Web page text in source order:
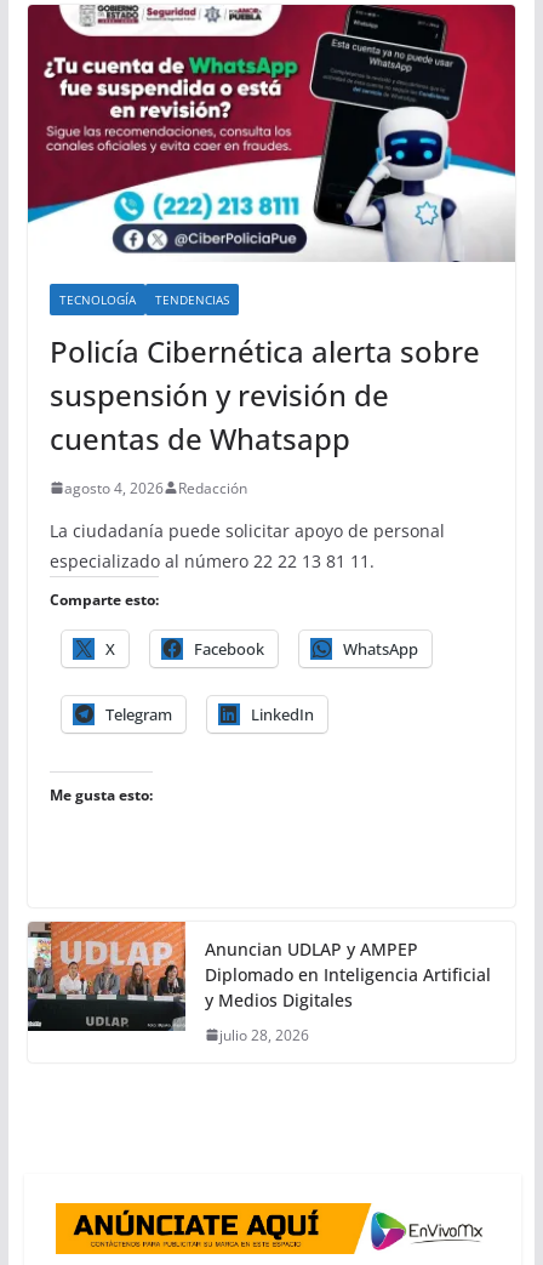
TECNOLOGÍA TENDENCIAS
Policía Cibernética alerta sobre
suspensión y revisión de
cuentas de Whatsapp
agosto 4, 2026 Redacción
La ciudadanía puede solicitar apoyo de personal
especializado al número 22 22 13 81 11.
Comparte esto:
X Facebook WhatsApp
Telegram LinkedIn
Me gusta esto:
Anuncian UDLAP y AMPEP
Diplomado en Inteligencia Artificial
y Medios Digitales
julio 28, 2026